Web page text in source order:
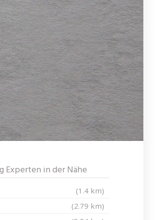
Experten in der Nähe
(1.4 km)
(2.79 km)